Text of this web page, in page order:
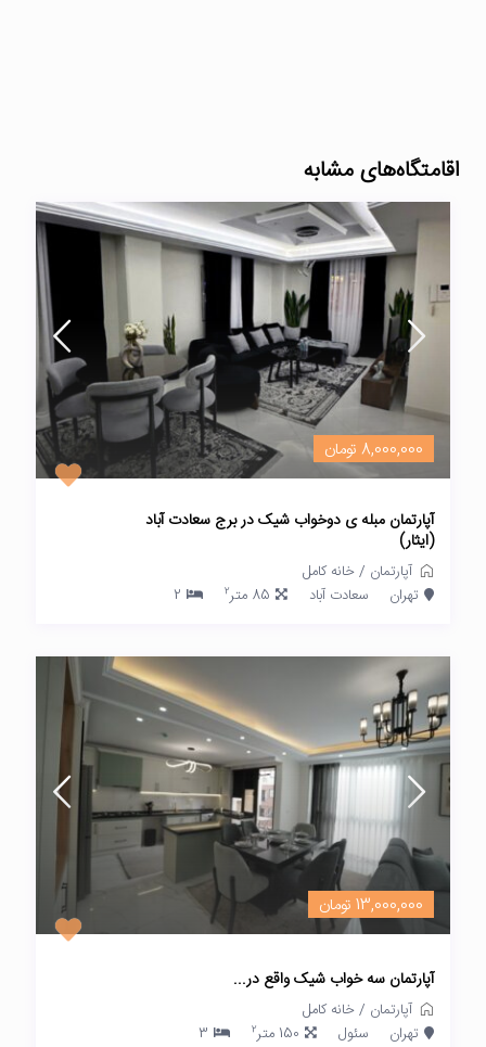
اقامتگاه‌های مشابه
8,000,000 تومان
آپارتمان مبله ی دوخواب شیک در برج سعادت آباد
(ایثار)
آپارتمان /خانه کامل
تهران
سعادت آباد 85 متر 2
2
13,000,000 تومان
آپارتمان سه خواب شیک واقع در...
آپارتمان /خانه کامل
تهران
سئول 150 متر 2
3